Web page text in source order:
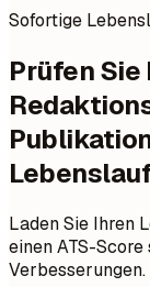
Sofortige
Prüfen Sie
Laden Sie Ihren
einen ATS-
Verbesserungen.